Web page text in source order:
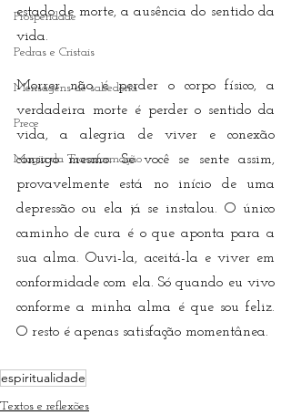
Prosperidade
Pedras e Cristais
Mensagens de sabedoria
Prece
Magia da Trasnformação
estado de morte, a ausência do sentido da
vida.
Morrer não é perder o corpo físico, a
verdadeira morte é perder o sentido da
vida, a alegria de viver e conexão
consigo mesmo. Se você se sente assim,
provavelmente está no início de uma
depressão ou ela já se instalou. O único
caminho de cura é o que aponta para a
sua alma. Ouvi-la, aceitá-la e viver em
conformidade com ela. Só quando eu vivo
conforme a minha alma é que sou feliz.
O resto é apenas satisfação momentânea.
espiritualidade
Textos e reflexões